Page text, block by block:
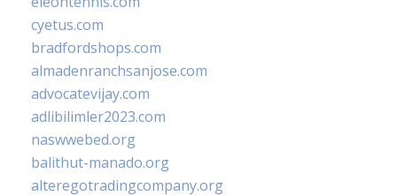
cyetus.com
bradfordshops.com
almadenranchsanjose.com
advocatevijay.com
adlibilimler2023.com
naswwebed.org
balithut-manado.org
alteregotradingcompany.org